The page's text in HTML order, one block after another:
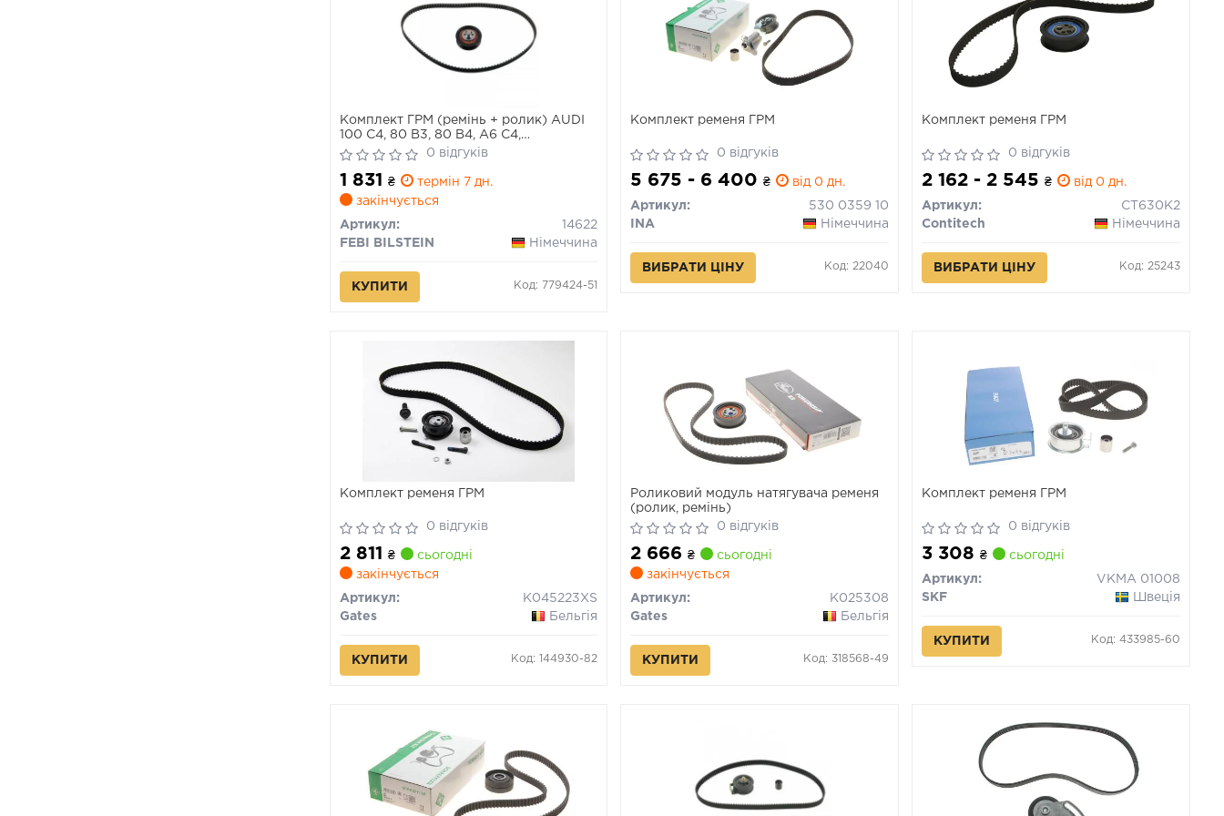
Комплект ГРМ (ремінь + ролик) AUDI
100 C4, 80 B3, 80 B4, A6 C4,
CABRIOLET B3, COUPE B3 2.0 08.88-
07.98
0 відгуків
1 831 ₴
термін 7 дн.
закінчується
Артикул:
14622
FEBI BILSTEIN
Німеччина
КУПИТИ Код: 779424-51
Комплект ременя ГРМ
0 відгуків
5 675 - 6 400₴ від 0 дн.
Артикул:
530 0359 10
INA
Німеччина
ВИБРАТИ ЦІНУ Код: 22040
Комплект ременя ГРМ
0 відгуків
2 162 - 2 545₴ від 0 дн.
Артикул:
CT630K2
Contitech
Німеччина
ВИБРАТИ ЦІНУ Код: 25243
Комплект ременя ГРМ
0 відгуків
2 811 ₴
сьогодні
закінчується
Артикул:
K045223XS
Gates
Бельгія
КУПИТИ Код: 144930-82
Роликовий модуль натягувача ременя
(ролик, ремінь)
0 відгуків
2 666₴
сьогодні
закінчується
Артикул:
K025308
Gates
Бельгія
КУПИТИ Код: 318568-49
Комплект ременя ГРМ
0 відгуків
3 308₴ сьогодні
Артикул:
VKMA 01008
SKF
Швеція
КУПИТИ Код: 433985-60